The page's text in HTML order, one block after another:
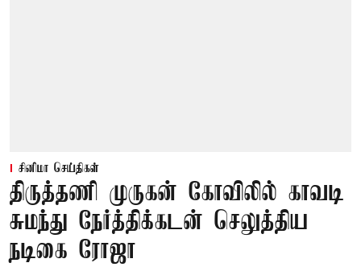
சினிமா செய்திகள்
திருத்தணி முருகன் கோவிலில் காவடி
சுமந்து நேர்த்திக்கடன் செலுத்திய
நடிகை ரோஜா